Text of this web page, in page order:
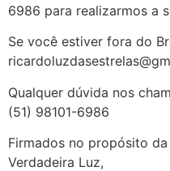
6986 para realizarmos a
Se você estiver fora do
Qualquer dúvida nos
(51) 98101-6986
Firmados no propósito
Verdadeira Luz,